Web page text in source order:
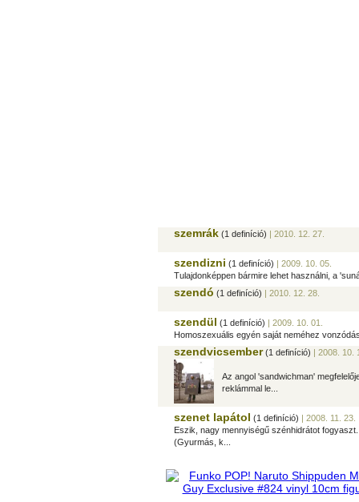
szemrák (1 definíció) | 2010. 12. 27.
szendizni (1 definíció) | 2009. 10. 05.
Tulajdonképpen bármire lehet használni, a
szendó (1 definíció) | 2010. 12. 28.
szendül (1 definíció) | 2009. 10. 01.
Homoszexuális egyén saját neméhez
szendvicsember(1 definíció) | 2008. 10.
Az angol 'sandwichman'
reklámmal le...
szenet lapátol (1 definíció) | 2008. 11. 23.
Eszik, nagy mennyiségű szénhidrátot
(Gyurmás, k...